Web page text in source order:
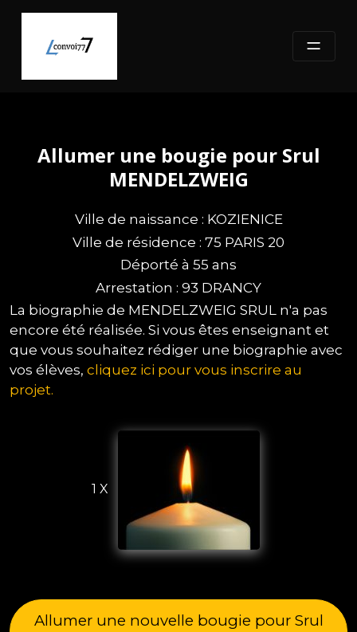
content
Allumer une bougie pour Srul
MENDELZWEIG
Ville de naissance : KOZIENICE
Ville de résidence : 75 PARIS 20
Déporté à 55 ans
Arrestation : 93 DRANCY
La biographie de MENDELZWEIG SRUL n'a pas
encore été réalisée. Si vous êtes enseignant et
que vous souhaitez rédiger une biographie avec
vos élèves, cliquez ici pour vous inscrire au
projet.
1 X
Allumer une nouvelle bougie pour Srul